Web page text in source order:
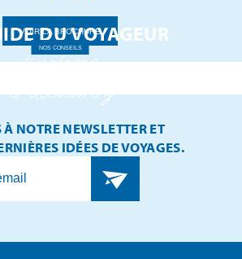
VOIR LA BROCHURE
DU VOYAGEUR
Explorez
et découvrez
NOS CONSEILS
NOTRE NEWSLETTER ET
IDÉES DE VOYAGES.